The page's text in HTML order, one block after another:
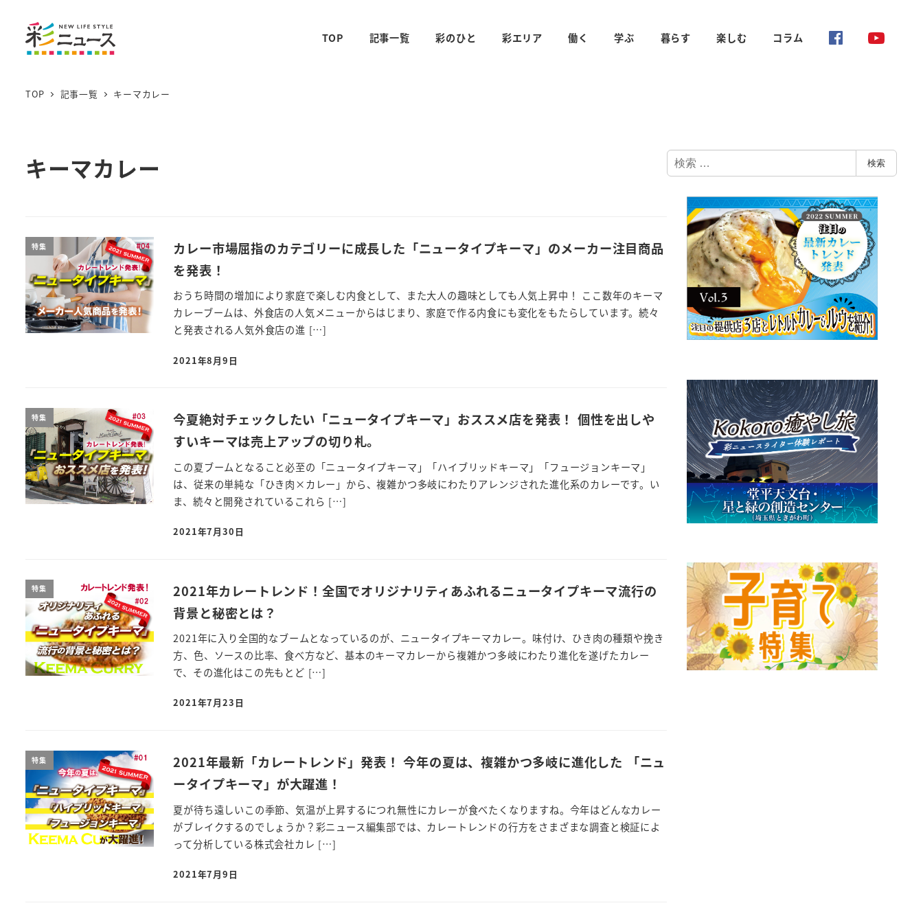
TOP 記事一覧 彩のひと 彩エリア 働く 学ぶ 暮らす 楽しむ コラム
TOP 記事一覧 キーマカレー
キーマカレー
特集
カレー市場屈指のカテゴリーに成長した「ニュータイプキーマ」のメーカー注目商品
を発表！
おうち時間の増加により家庭で楽しむ内食として、また大人の趣味としても人気上昇中！ ここ数年のキーマ
カレーブームは、外食店の人気メニューからはじまり、家庭で作る内食にも変化をもたらしています。続々
と発表される人気外食店の進 […]
2021年8月9日
特集
今夏絶対チェックしたい「ニュータイプキーマ」おススメ店を発表！ 個性を出しや
すいキーマは売上アップの切り札。
この夏ブームとなること必至の「ニュータイプキーマ」「ハイブリッドキーマ」「フュージョンキーマ」
は、従来の単純な「ひき肉×カレー」から、複雑かつ多岐にわたりアレンジされた進化系のカレーです。い
ま、続々と開発されているこれら […]
2021年7月30日
特集
2021年カレートレンド！全国でオリジナリティあふれるニュータイプキーマ流行の
背景と秘密とは？
2021年に入り全国的なブームとなっているのが、ニュータイプキーマカレー。味付け、ひき肉の種類や挽き
方、色、ソースの比率、食べ方など、基本のキーマカレーから複雑かつ多岐にわたり進化を遂げたカレー
で、その進化はこの先もとど […]
2021年7月23日
特集
2021年最新「カレートレンド」発表！ 今年の夏は、複雑かつ多岐に進化した 「ニュ
ータイプキーマ」が大躍進！
夏が待ち遠しいこの季節、気温が上昇するにつれ無性にカレーが食べたくなりますね。今年はどんなカレー
がブレイクするのでしょうか？彩ニュース編集部では、カレートレンドの行方をさまざまな調査と検証によ
って分析している株式会社カレ […]
2021年7月9日
検
索
検索